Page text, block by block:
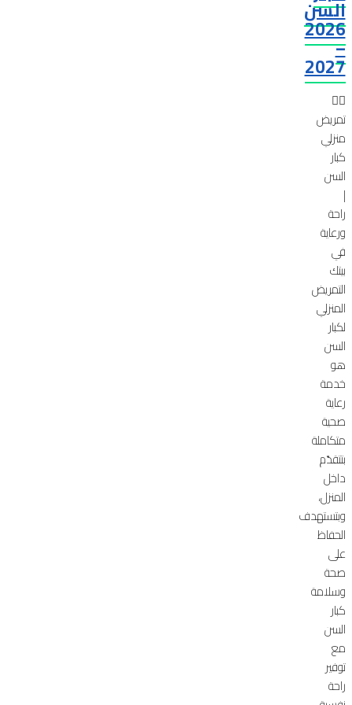
السن
2026
–
2027
🧑‍⚕️
تمريض
منزلي
كبار
السن
|
راحة
ورعاية
في
بيتك
التمريض
المنزلي
لكبار
السن
هو
خدمة
رعاية
صحية
متكاملة
بتتقدّم
داخل
المنزل،
وبتستهدف
الحفاظ
على
صحة
وسلامة
كبار
السن
مع
توفير
راحة